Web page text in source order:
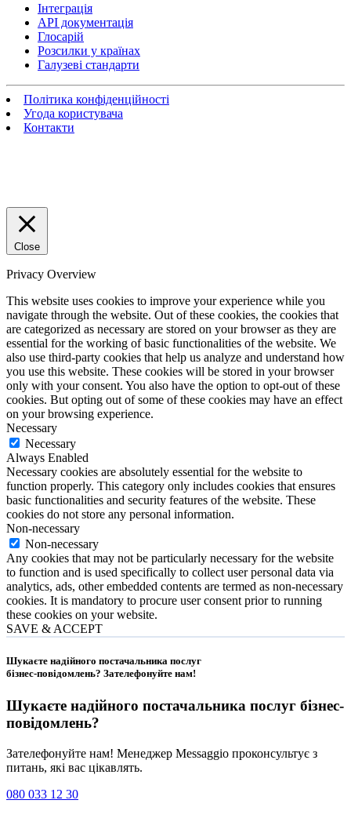
Інтеграція
API документація
Глосарій
Розсилки у країнах
Галузеві стандарти
Політика конфіденційності
Угода користувача
Контакти
Close
Privacy Overview
This website uses cookies to improve your experience while you
navigate through the website. Out of these cookies, the cookies that
are categorized as necessary are stored on your browser as they are
essential for the working of basic functionalities of the website. We
also use third-party cookies that help us analyze and understand how
you use this website. These cookies will be stored in your browser
only with your consent. You also have the option to opt-out of these
cookies. But opting out of some of these cookies may have an effect
on your browsing experience.
Necessary
Necessary
Always Enabled
Necessary cookies are absolutely essential for the website to
function properly. This category only includes cookies that ensures
basic functionalities and security features of the website. These
cookies do not store any personal information.
Non-necessary
Non-necessary
Any cookies that may not be particularly necessary for the website
to function and is used specifically to collect user personal data via
analytics, ads, other embedded contents are termed as non-necessary
cookies. It is mandatory to procure user consent prior to running
these cookies on your website.
SAVE & ACCEPT
Шукаєте надійного постачальника послуг
бізнес-повідомлень? Зателефонуйте нам!
Шукаєте надійного постачальника послуг бізнес-
повідомлень?
Зателефонуйте нам! Менеджер Messaggio проконсультує з
питань, які вас цікавлять.
080 033 12 30